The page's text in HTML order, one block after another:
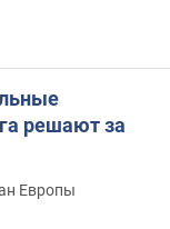
решают за
Европы